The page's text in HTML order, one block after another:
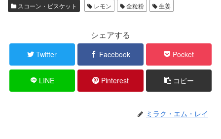
スコーン・ビスケット レモン 全粒粉 生姜
シェアする
Twitter Facebook Pocket
LINE Pinterest コピー
ミラク・エム・レイ